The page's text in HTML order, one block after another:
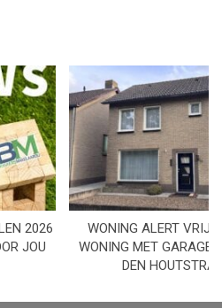
2026
JOU
WONING ALERT
WONING MET GARAGE
DEN